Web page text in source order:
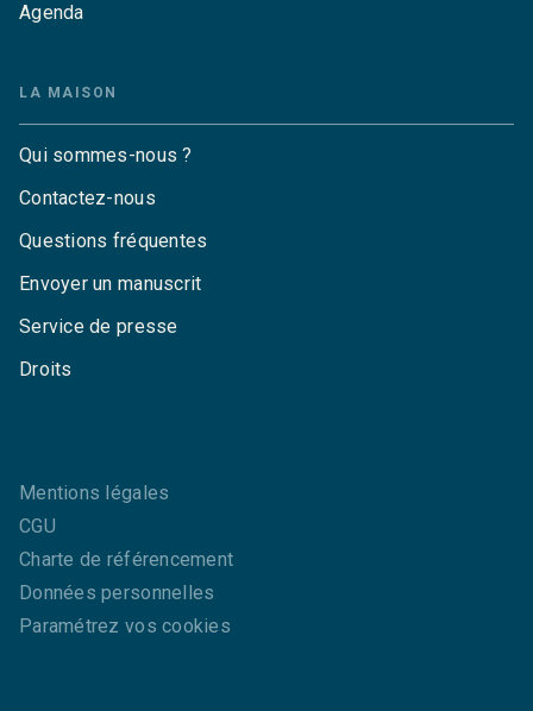
Agenda
LA MAISON
Qui sommes-nous ?
Contactez-nous
Questions fréquentes
Envoyer un manuscrit
Service de presse
Droits
Mentions légales
CGU
Charte de référencement
Données personnelles
Paramétrez vos cookies